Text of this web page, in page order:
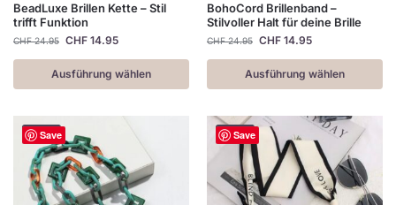
BeadLuxe Brillen Kette – Stil
trifft Funktion
CHF24.95 CHF 14.95
Ausführung wählen
BohoCord Brillenband –
Stilvoller Halt für deine Brille
CHF24.95 CHF 14.95
Ausführung wählen
Save
-40% Save
-40%